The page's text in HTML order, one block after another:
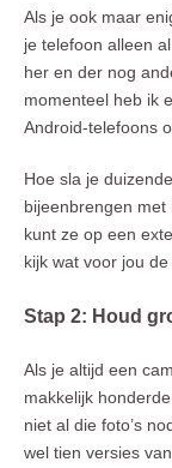
Als je ook maar
je telefoon alleen
her en der nog
momenteel heb ik
Android-telefoons
Hoe sla je
bijeenbrengen
kunt ze op een
kijk wat voor jou
Stap 2: Houd
Als je altijd een
makkelijk
niet al die foto’s
wel tien versies